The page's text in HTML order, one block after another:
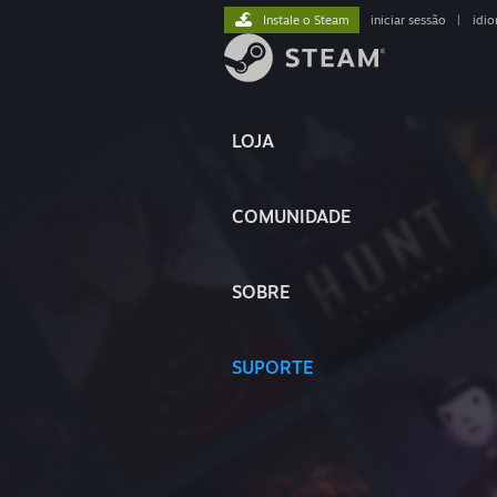
LOJA
COMUNIDADE
SOBRE
SUPORTE
Instale o Steam iniciar sessão